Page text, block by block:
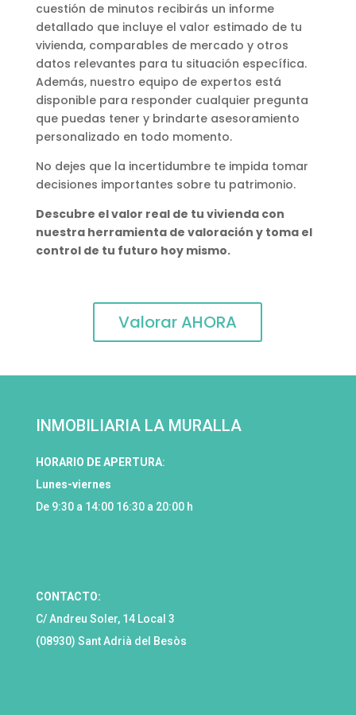
cuestión de minutos recibirás un informe
detallado que incluye el valor estimado de tu
vivienda, comparables de mercado y otros
datos relevantes para tu situación específica.
Además, nuestro equipo de expertos está
disponible para responder cualquier pregunta
que puedas tener y brindarte asesoramiento
personalizado en todo momento.
No dejes que la incertidumbre te impida tomar
decisiones importantes sobre tu patrimonio.
Descubre el valor real de tu vivienda con
nuestra herramienta de valoración y toma el
control de tu futuro hoy mismo.
Valorar AHORA
INMOBILIARIA LA MURALLA
HORARIO DE APERTURA:
Lunes-viernes
De 9:30 a 14:00 16:30 a 20:00 h
CONTACTO:
C/ Andreu Soler, 14 Local 3
(08930) Sant Adrià del Besòs